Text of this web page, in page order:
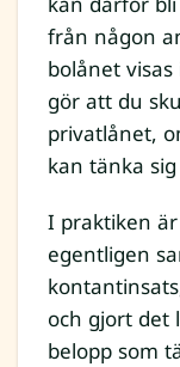
från någon
bolånet
gör att du
privatlånet,
kan tänka
I praktiken
egentligen
och gjort det
belopp som